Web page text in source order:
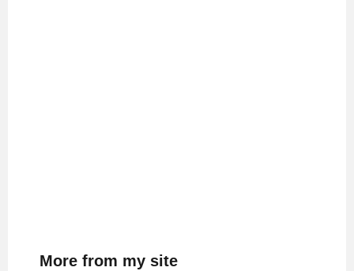
More from my site